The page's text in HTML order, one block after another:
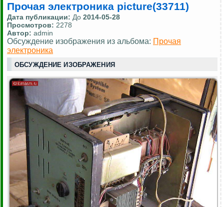
Прочая электроника picture(33711)
Дата публикации: До 2014-05-28
Просмотров: 2278
Автор: admin
Обсуждение изображения из альбома: Прочая
электроника
ОБСУЖДЕНИЕ ИЗОБРАЖЕНИЯ